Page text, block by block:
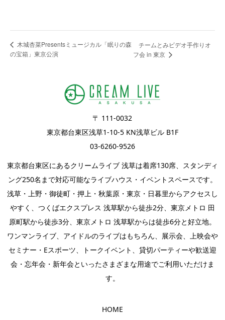
木城杏菜Presentsミュージカル「眠りの森
の宝箱」東京公演
チームとみビデオ手作りオ
フ会 in 東京
〒 111-0032
東京都台東区浅草1-10-5 KN浅草ビル B1F
03-6260-9526
東京都台東区にあるクリームライブ 浅草は着席130席、スタンディ
ング250名まで対応可能なライブハウス・イベントスペースです。
浅草・上野・御徒町・押上・秋葉原・東京・日暮里からアクセスし
やすく、つくばエクスプレス 浅草駅から徒歩2分、東京メトロ 田
原町駅から徒歩3分、東京メトロ 浅草駅からは徒歩6分と好立地。
ワンマンライブ、 アイドルのライブはもちろん、 展示会、上映会や
セミナー・ Eスポーツ トークイベント 貸切パーティーや歓送迎
会・忘年会・新年会といったさまざまな用途でご利用いただけま
す。
HOME